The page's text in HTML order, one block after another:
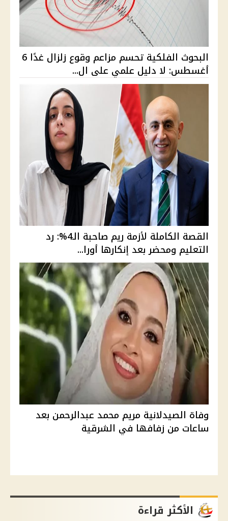
البحوث الفلكية تحسم مزاعم وقوع زلزال غدًا 6
أغسطس: لا دليل علمي على ال...
القصة الكاملة لأزمة ريم صاحبة الـ4%: رد
التعليم ومحضر بعد إنكارها أورا...
وفاة الصيدلانية مريم محمد عبدالرحمن بعد
ساعات من زفافها في الشرقية
الأكثر قراءة